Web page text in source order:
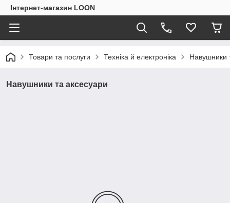
Інтернет-магазин LOON
Товари та послуги Техніка й електроніка Навушники
Навушники та аксесуари